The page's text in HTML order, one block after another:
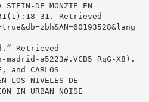
DE MONZIE EN
Retrieved
Retrieved
a5223#.VCB5_RqG-X8).
and CARLOS
LOS NIVELES DE
IN URBAN NOISE